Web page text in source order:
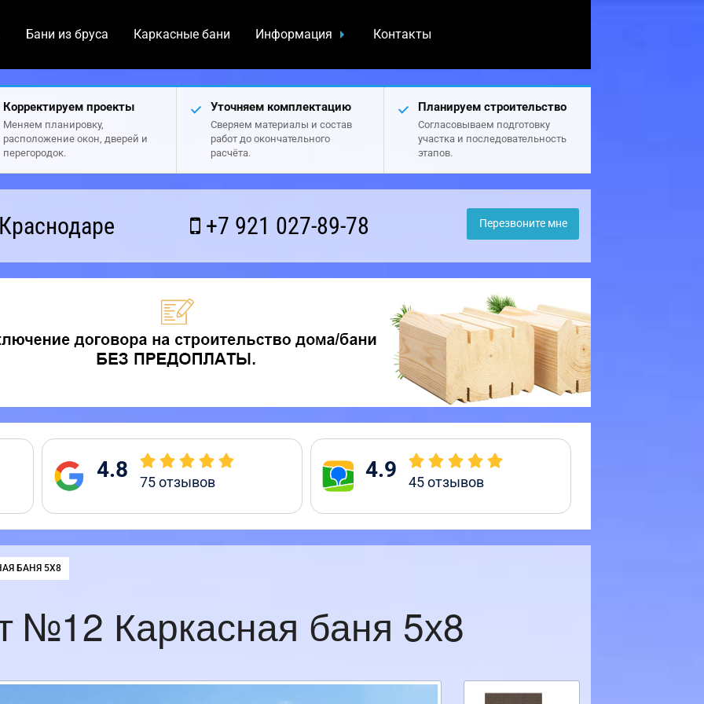
Бани из бруса Каркасные бани Информация Контакты
Корректируем проекты
Меняем планировку,
расположение окон, дверей и
перегородок.
Уточняем комплектацию
Сверяем материалы и состав
работ до окончательного
расчёта.
Планируем строительство
Согласовываем подготовку
участка и последовательность
этапов.
+7 921 027-89-78 Перезвоните мне
4.8 75отзывов 4.9 45отзывов
БАНЯ 5Х8
№12 Каркасная баня 5х8